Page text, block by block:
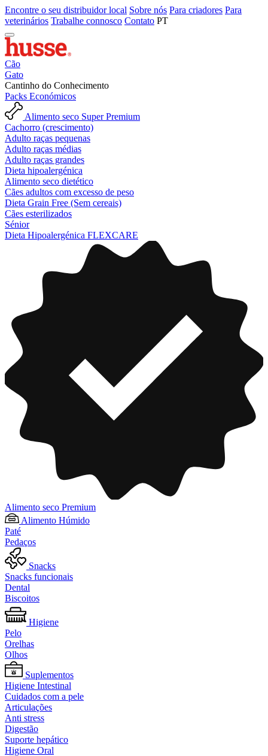
Encontre o seu distribuidor local Sobre nós Para criadores Para
veterinários Trabalhe connosco Contato PT
Cão
Gato
Cantinho do Conhecimento
Packs Económicos
Alimento seco Super Premium
Cachorro (crescimento)
Adulto raças pequenas
Adulto raças médias
Adulto raças grandes
Dieta hipoalergénica
Alimento seco dietético
Cães adultos com excesso de peso
Dieta Grain Free (Sem cereais)
Cães esterilizados
Sénior
Dieta Hipoalergénica FLEXCARE
Alimento seco Premium
Alimento Húmido
Paté
Pedaços
Snacks
Snacks funcionais
Dental
Biscoitos
Higiene
Pelo
Orelhas
Olhos
Suplementos
Higiene Intestinal
Cuidados com a pele
Articulações
Anti stress
Digestão
Suporte hepático
Higiene Oral